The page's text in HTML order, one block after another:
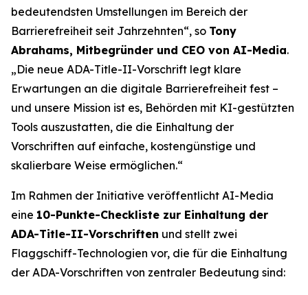
bedeutendsten Umstellungen im Bereich der
Barrierefreiheit seit Jahrzehnten“, so Tony
Abrahams, Mitbegründer und CEO von AI-Media.
„Die neue ADA-Title-II-Vorschrift legt klare
Erwartungen an die digitale Barrierefreiheit fest –
und unsere Mission ist es, Behörden mit KI-gestützten
Tools auszustatten, die die Einhaltung der
Vorschriften auf einfache, kostengünstige und
skalierbare Weise ermöglichen.“
Im Rahmen der Initiative veröffentlicht AI-Media
eine 10-Punkte-Checkliste zur Einhaltung der
ADA-Title-II-Vorschriften und stellt zwei
Flaggschiff-Technologien vor, die für die Einhaltung
der ADA-Vorschriften von zentraler Bedeutung sind: